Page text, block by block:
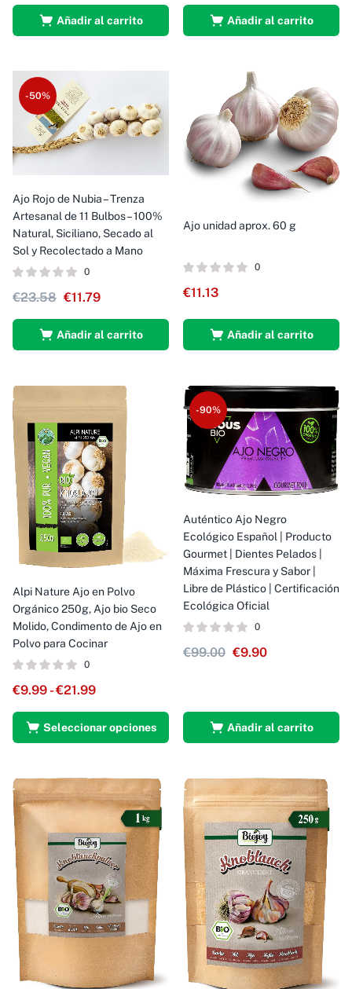
Añadir al carrito Añadir al carrito
-50%
Ajo Rojo de Nubia – Trenza
Artesanal de 11 Bulbos – 100%
Natural, Siciliano, Secado al
Sol y Recolectado a Mano
0
€23.58 €11.79
Añadir al carrito
Ajo unidad aprox. 60 g
0
€11.13
Añadir al carrito
Alpi Nature Ajo en Polvo
Orgánico 250g, Ajo bio Seco
Molido, Condimento de Ajo en
Polvo para Cocinar
0
€9.99 - €21.99
Seleccionar opciones
-90%
Auténtico Ajo Negro
Ecológico Español | Producto
Gourmet | Dientes Pelados |
Máxima Frescura y Sabor |
Libre de Plástico | Certificación
Ecológica Oficial
0
€99.00 €9.90
Añadir al carrito